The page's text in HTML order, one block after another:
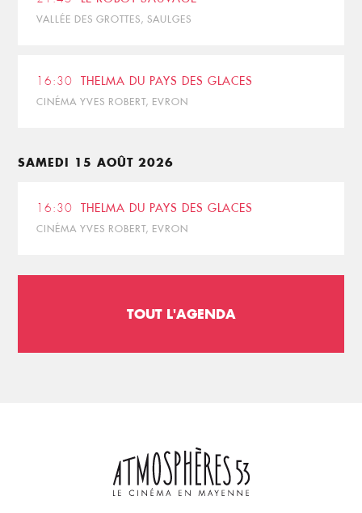
VALLÉE DES GROTTES, SAULGES
16:30 THELMA DU PAYS DES GLACES
CINÉMA YVES ROBERT, EVRON
SAMEDI 15 AOÛT 2026
16:30 THELMA DU PAYS DES GLACES
CINÉMA YVES ROBERT, EVRON
TOUT L'AGENDA